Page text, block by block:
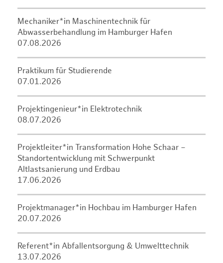
Mechaniker*in Maschinentechnik für
Abwasserbehandlung im Hamburger Hafen
07.08.2026
Praktikum für Studierende
07.01.2026
Projektingenieur*in Elektrotechnik
08.07.2026
Projektleiter*in Transformation Hohe Schaar –
Standortentwicklung mit Schwerpunkt
Altlastsanierung und Erdbau
17.06.2026
Projektmanager*in Hochbau im Hamburger Hafen
20.07.2026
Referent*in Abfallentsorgung & Umwelttechnik
13.07.2026